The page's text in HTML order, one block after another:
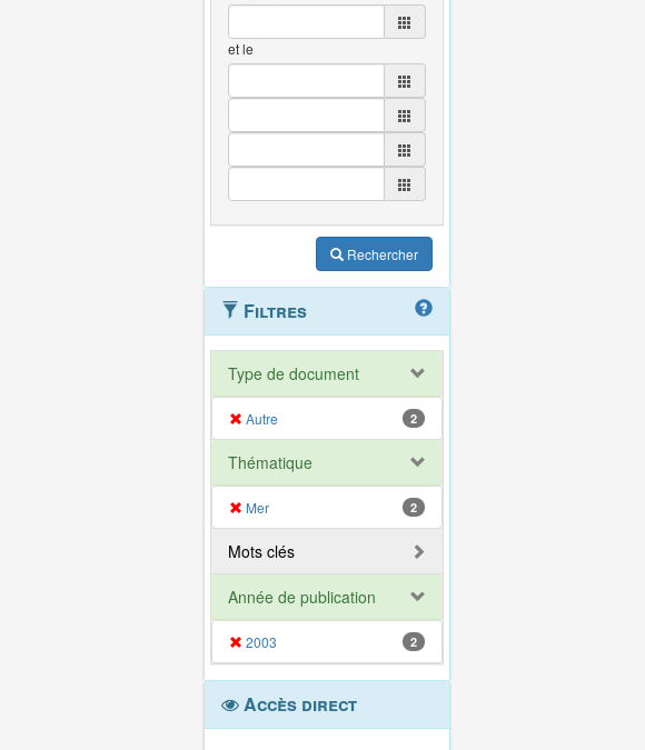
et le
Rechercher
Filtres
Type de document
Autre 2
Thématique
Mer 2
Mots clés
Année de publication
2003 2
Accès direct